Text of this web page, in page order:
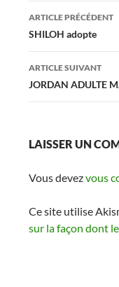
Navigation
des
articles
ARTICLE PRÉCÉDENT
SHILOH adopte
ARTICLE SUIVANT
JORDAN ADULTE
LAISSER UN
Vous devezvous
Ce site utilise
sur la façon dont